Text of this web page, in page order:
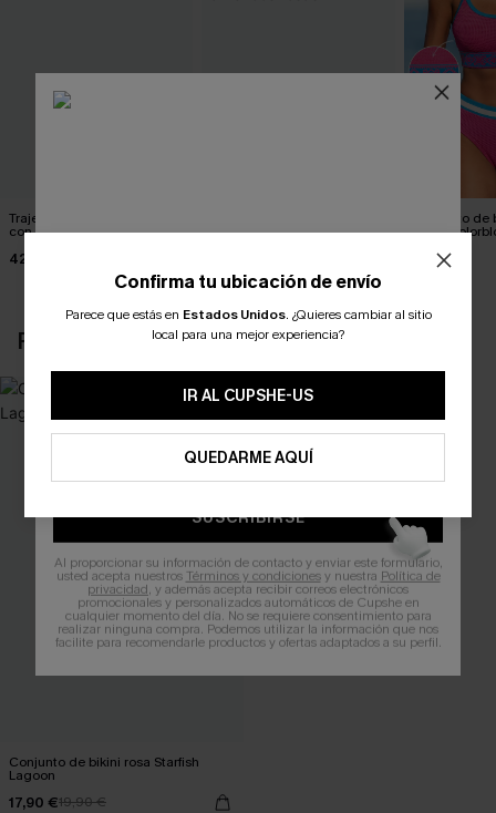
Traje de baño de una pieza
con estampado floral Stop &
42,00 €
con control de abdomen y
Conjunto
Sport
35,00 €
REVISAR RECIENTEMENTE
Conjunto de bikini rosa Starfish
Lagoon
17,90 €19,90 €
Confirma tu ubicación de envío
Parece que estás en Estados Unidos. ¿Quieres cambiar al sitio
local para una mejor experiencia?
IR AL CUPSHE-US
QUEDARME AQUÍ
¿NUEVO EN CUPSHE?
-10% extra sin compra mínima
SUSCRIBIRSE
Al proporcionar su información de contacto y enviar este formulario,
usted acepta nuestros Términos y condicionesy nuestra Política de
privacidad, y además acepta recibir correos electrónicos
promocionales y personalizados automáticos de Cupshe en
cualquier momento del día. No se requiere consentimiento para
realizar ninguna compra. Podemos utilizar la información que nos
facilite para recomendarle productos y ofertas adaptados a su perfil.